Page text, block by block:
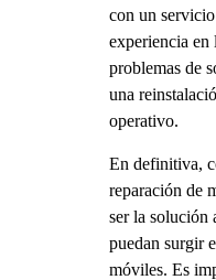
con un
experiencia en
problemas de
una
operativo.
En definitiva,
reparación de
ser la solución
puedan surgir
móviles. Es